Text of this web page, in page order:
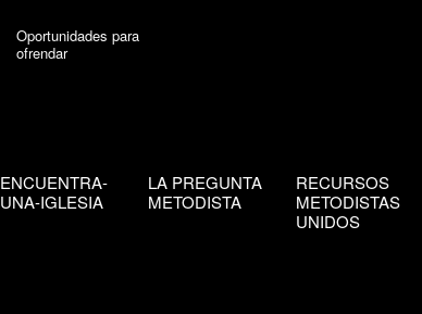
Oportunidades para
ofrendar
ENCUENTRA-
UNA-IGLESIA
LA PREGUNTA
METODISTA
RECURSOS
METODISTAS
UNIDOS